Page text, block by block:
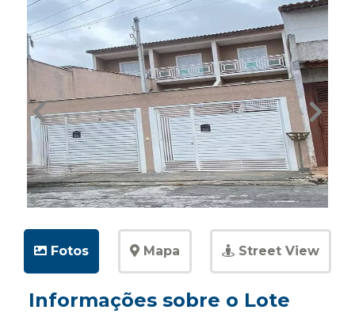
Fotos Mapa Street View
Informações sobre o Lote